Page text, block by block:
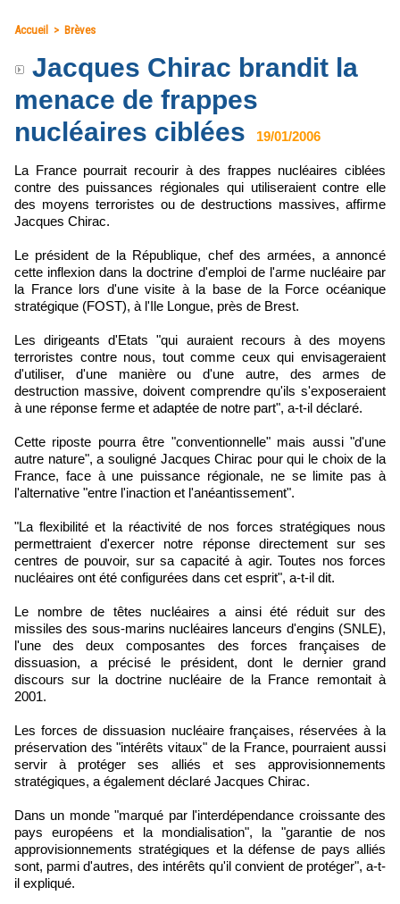
Accueil > Brèves
Jacques Chirac brandit la
menace de frappes
nucléaires ciblées
19/01/2006
La France pourrait recourir à des frappes nucléaires ciblées
contre des puissances régionales qui utiliseraient contre elle
des moyens terroristes ou de destructions massives, affirme
Jacques Chirac.
Le président de la République, chef des armées, a annoncé
cette inflexion dans la doctrine d'emploi de l'arme nucléaire par
la France lors d'une visite à la base de la Force océanique
stratégique (FOST), à l'Ile Longue, près de Brest.
Les dirigeants d'Etats "qui auraient recours à des moyens
terroristes contre nous, tout comme ceux qui envisageraient
d'utiliser, d'une manière ou d'une autre, des armes de
destruction massive, doivent comprendre qu'ils s'exposeraient
à une réponse ferme et adaptée de notre part", a-t-il déclaré.
Cette riposte pourra être "conventionnelle" mais aussi "d'une
autre nature", a souligné Jacques Chirac pour qui le choix de la
France, face à une puissance régionale, ne se limite pas à
l'alternative "entre l'inaction et l'anéantissement".
"La flexibilité et la réactivité de nos forces stratégiques nous
permettraient d'exercer notre réponse directement sur ses
centres de pouvoir, sur sa capacité à agir. Toutes nos forces
nucléaires ont été configurées dans cet esprit", a-t-il dit.
Le nombre de têtes nucléaires a ainsi été réduit sur des
missiles des sous-marins nucléaires lanceurs d'engins (SNLE),
l'une des deux composantes des forces françaises de
dissuasion, a précisé le président, dont le dernier grand
discours sur la doctrine nucléaire de la France remontait à
2001.
Les forces de dissuasion nucléaire françaises, réservées à la
préservation des "intérêts vitaux" de la France, pourraient aussi
servir à protéger ses alliés et ses approvisionnements
stratégiques, a également déclaré Jacques Chirac.
Dans un monde "marqué par l'interdépendance croissante des
pays européens et la mondialisation", la "garantie de nos
approvisionnements stratégiques et la défense de pays alliés
sont, parmi d'autres, des intérêts qu'il convient de protéger", a-t-
il expliqué.